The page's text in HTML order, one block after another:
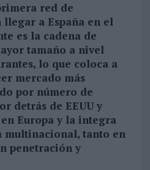
red de
a España en el
es la cadena de
tamaño a nivel
lo que coloca a
mercado más
por número de
detrás de EEUU y
Europa y la integra
multinacional, tanto en
penetración y